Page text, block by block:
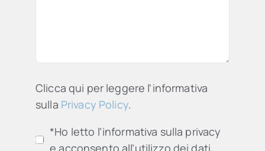
Clicca qui per leggere l'informativa
sulla Privacy Policy.
*Ho letto l’informativa sulla privacy
e acconsento all’utilizzo dei dati.